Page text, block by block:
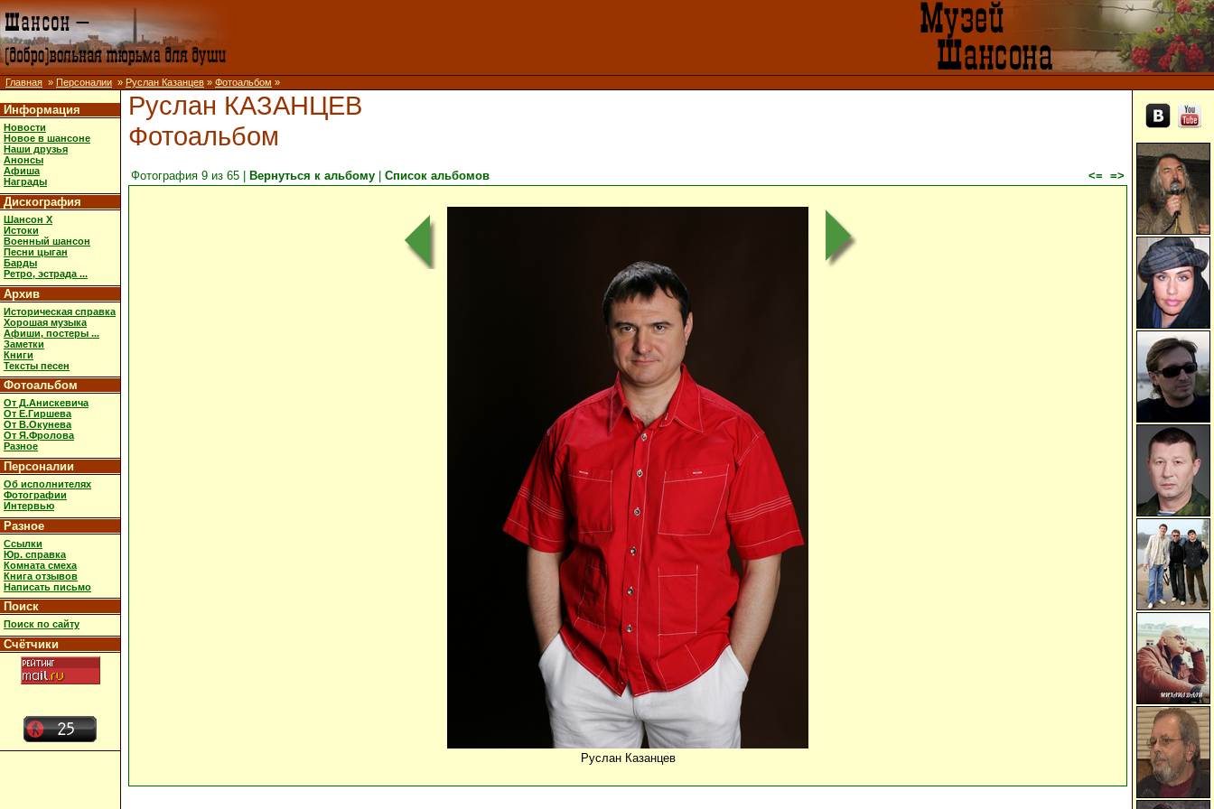
Главная » Персоналии » Руслан Казанцев » Фотоальбом »
Информация
Новости
Новое в шансоне
Наши друзья
Анонсы
Афиша
Награды
Дискография
Шансон X
Истоки
Военный шансон
Песни цыган
Барды
Ретро, эстрада ...
Архив
Историческая справка
Хорошая музыка
Афиши, постеры ...
Заметки
Книги
Тексты песен
Фотоальбом
От Д.Анискевича
От Е.Гиршева
От В.Окунева
От Я.Фролова
Разное
Персоналии
Об исполнителях
Фотографии
Интервью
Разное
Ссылки
Юр. справка
Комната смеха
Книга отзывов
Написать письмо
Поиск
Поиск по сайту
Счётчики
Руслан КАЗАНЦЕВ
Фотоальбом
Фотография 9 из 65 | Вернуться к альбому Список альбомов <= =>
Руслан Казанцев